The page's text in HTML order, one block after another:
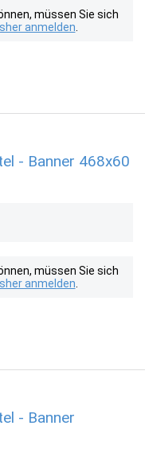
müssen Sie sich
anmelden
- Banner 468x60
müssen Sie sich
anmelden
- Banner